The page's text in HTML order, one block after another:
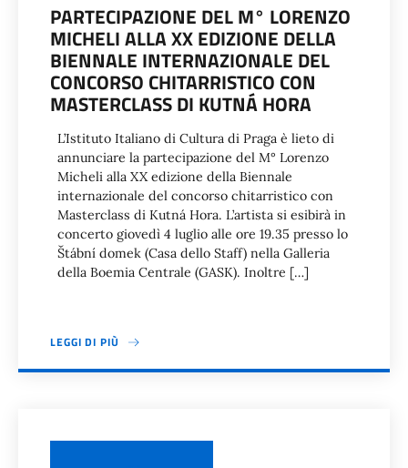
PARTECIPAZIONE DEL M° LORENZO
MICHELI ALLA XX EDIZIONE DELLA
BIENNALE INTERNAZIONALE DEL
CONCORSO CHITARRISTICO CON
MASTERCLASS DI KUTNÁ HORA
L’Istituto Italiano di Cultura di Praga è lieto di
annunciare la partecipazione del M° Lorenzo
Micheli alla XX edizione della Biennale
internazionale del concorso chitarristico con
Masterclass di Kutná Hora. L’artista si esibirà in
concerto giovedì 4 luglio alle ore 19.35 presso lo
Štábní domek (Casa dello Staff) nella Galleria
della Boemia Centrale (GASK). Inoltre […]
LEGGI DI PIÙ